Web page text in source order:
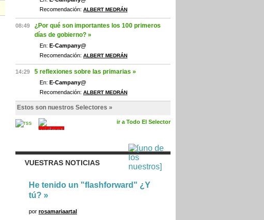
Recomendación: ALBERT MEDRÁN
08:49
¿Por qué son importantes los 100 primeros
días de gobierno? »
En: E-Campany@
Recomendación: ALBERT MEDRÁN
14:29 5 reflexiones sobre las primarias »
En: E-Campany@
Recomendación: ALBERT MEDRÁN
Estos son nuestros Selectores »
ir a Todo El Selector
VUESTRAS NOTICIAS
He tenido un "flashforward" ¿Y
tú? »
por rosamariaartal